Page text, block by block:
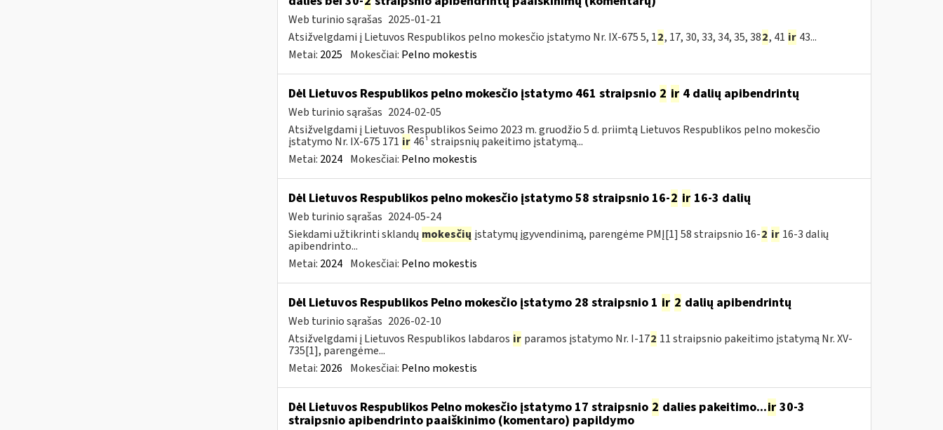
Web turinio sąrašas 2025-01-21
Atsižvelgdami į Lietuvos Respublikos pelno mokesčio įstatymo Nr. IX-675 5, 12, 17, 30, 33, 34, 35, 382, 41 ir 43...
Metai: 2025 Mokesčiai: Pelno mokestis
Dėl Lietuvos Respublikos pelno mokesčio įstatymo 461 straipsnio 2 ir4 dalių apibendrintų
Web turinio sąrašas 2024-02-05
Atsižvelgdami į Lietuvos Respublikos Seimo 2023 m. gruodžio 5 d. priimtą Lietuvos Respublikos pelno mokesčio
įstatymo Nr. IX-675 171 ir 46¹ straipsnių pakeitimo įstatymą...
Metai: 2024 Mokesčiai: Pelno mokestis
Dėl Lietuvos Respublikos pelno mokesčio įstatymo 58 straipsnio 16-2 ir16-3 dalių
Web turinio sąrašas 2024-05-24
Siekdami užtikrinti sklandų mokesčių įstatymų įgyvendinimą, parengėme PMĮ[1] 58 straipsnio 16-2 ir 16-3 dalių
apibendrinto...
Metai: 2024 Mokesčiai: Pelno mokestis
Dėl Lietuvos Respublikos Pelno mokesčio įstatymo 28 straipsnio 1 ir 2 dalių apibendrintų
Web turinio sąrašas 2026-02-10
Atsižvelgdami į Lietuvos Respublikos labdaros ir paramos įstatymo Nr. I-172 11 straipsnio pakeitimo įstatymą Nr. XV-
735[1], parengėme...
Metai: 2026 Mokesčiai: Pelno mokestis
Dėl Lietuvos Respublikos Pelno mokesčio įstatymo 17 straipsnio 2 dalies pakeitimo...ir30-3
straipsnio apibendrinto paaiškinimo (komentaro) papildymo